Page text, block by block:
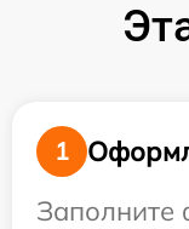
1
Заполните